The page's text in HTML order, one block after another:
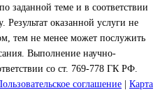
заданной теме и в соответствии
Результат оказанной услуги не
тем не менее может послужить
Выполнение научно-
со ст. 769-778 ГК РФ.
соглашение
Карта